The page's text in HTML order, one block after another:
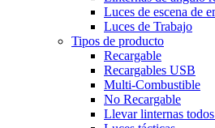
Luces de escena de
Luces de Trabajo
Tipos de producto
Recargable
Recargables USB
Multi-Combustible
No Recargable
Llevar linternas